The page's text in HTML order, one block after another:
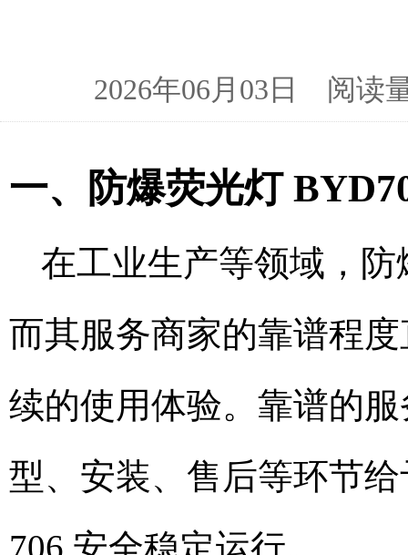
2026年06月03日 阅
一、防爆荧光灯
在工业生产等领域，
而其服务商家的靠谱程
续的使用体验。靠谱的
型、安装、售后等环节